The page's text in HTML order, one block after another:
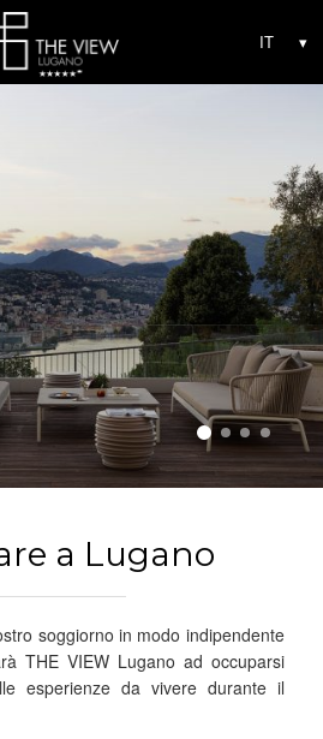
a Lugano
soggiorno in modo indipendente
THE VIEW Lugano ad occuparsi
esperienze da vivere durante il